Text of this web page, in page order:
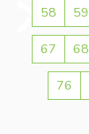
58 59
67 68
76